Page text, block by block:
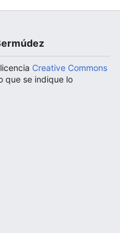
Creative Commons
que se indique lo